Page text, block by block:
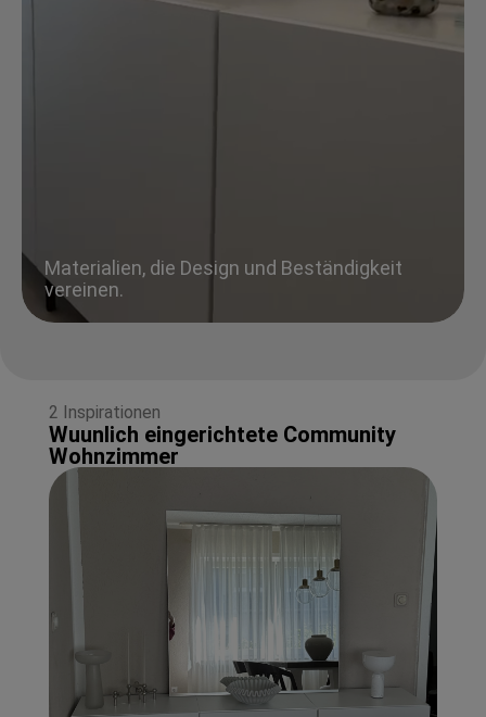
Materialien, die Design und Beständigkeit
vereinen.
2 Inspirationen
Wuunlich eingerichtete Community
Wohnzimmer